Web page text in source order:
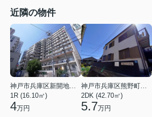
近隣の物件
神戸市兵庫区新開地１丁目
1R (16.10㎡)
4万円
神戸市兵庫区熊野町４丁目
2DK (42.70㎡)
5.7万円